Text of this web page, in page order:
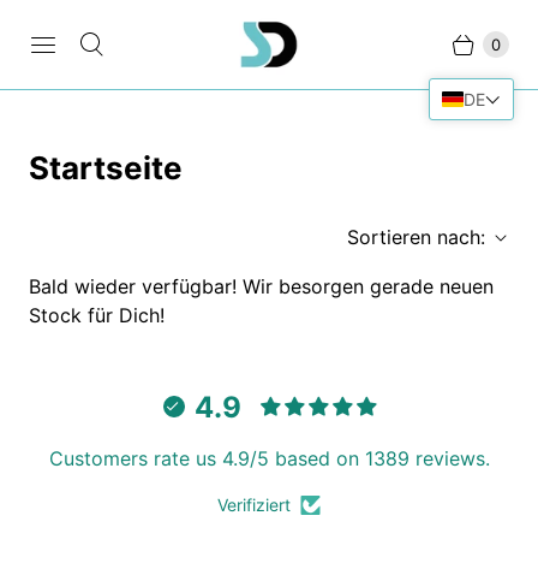
0
Startseite
Sortieren nach:
Bald wieder verfügbar! Wir besorgen gerade neuen
Stock für Dich!
4.9
Customers rate us 4.9/5 based on 1389 reviews.
Verifiziert
DE